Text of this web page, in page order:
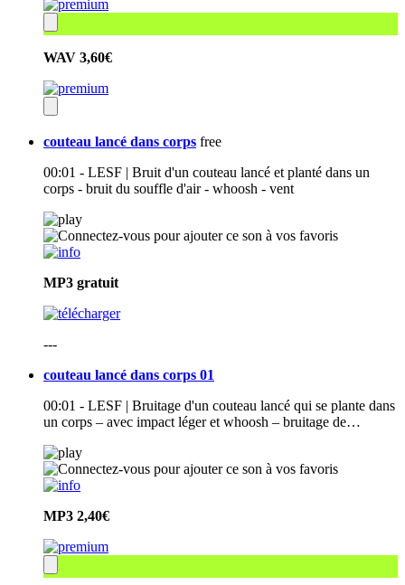
WAV 3,60€
couteau lancé dans corps free
00:01 - LESF | Bruit d'un couteau lancé et planté dans un
corps - bruit du souffle d'air - whoosh - vent
MP3 gratuit
---
couteau lancé dans corps 01
00:01 - LESF | Bruitage d'un couteau lancé qui se plante dans
un corps – avec impact léger et whoosh – bruitage de…
MP3 2,40€